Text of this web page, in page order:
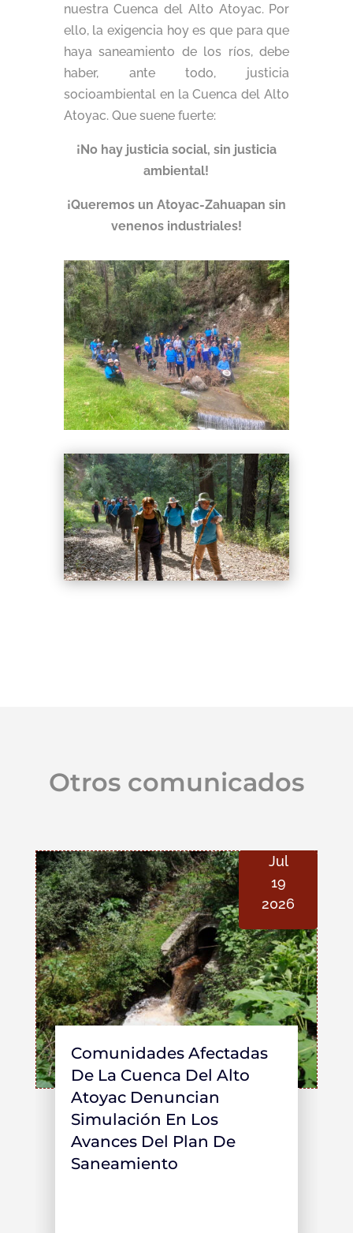
nuestra Cuenca del Alto Atoyac. Por
ello, la exigencia hoy es que para que
haya saneamiento de los ríos, debe
haber, ante todo, justicia
socioambiental en la Cuenca del Alto
Atoyac. Que suene fuerte:
¡No hay justicia social, sin justicia
ambiental!
¡Queremos un Atoyac-Zahuapan sin
venenos industriales!
Otros comunicados
Jul
19
2026
Comunidades Afectadas
De La Cuenca Del Alto
Atoyac Denuncian
Simulación En Los
Avances Del Plan De
Saneamiento